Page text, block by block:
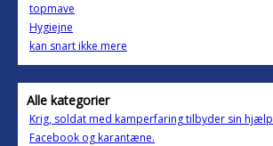
topmave
Hygiejne
kan snart ikke mere
Alle kategorier
Krig, soldat med kamperfaring tilbyder sin hjælp
Facebook og karantæne.